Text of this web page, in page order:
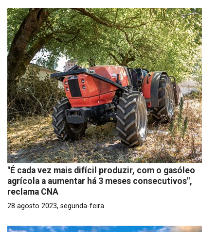
"É cada vez mais difícil produzir, com o gasóleo
agrícola a aumentar há 3 meses consecutivos",
reclama CNA
28 agosto 2023, segunda-feira